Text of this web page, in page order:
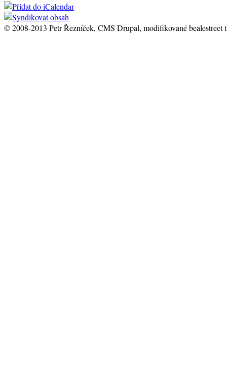
© 2008-2013 Petr Řezníček, CMS Drupal, modifikované bealestreet